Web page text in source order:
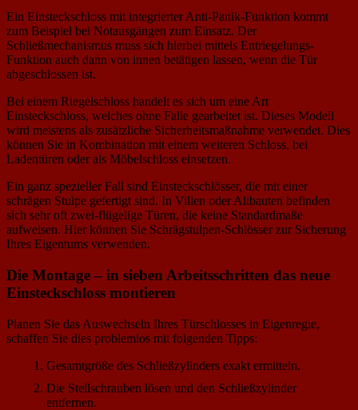
Ein Einsteckschloss mit integrierter Anti-Panik-Funktion kommt
zum Beispiel bei Notausgängen zum Einsatz. Der
Schließmechanismus muss sich hierbei mittels Entriegelungs-
Funktion auch dann von innen betätigen lassen, wenn die Tür
abgeschlossen ist.
Bei einem Riegelschloss handelt es sich um eine Art
Einsteckschloss, welches ohne Falle gearbeitet ist. Dieses Modell
wird meistens als zusätzliche Sicherheitsmaßnahme verwendet. Dies
können Sie in Kombination mit einem weiteren Schloss, bei
Ladentüren oder als Möbelschloss einsetzen.
Ein ganz spezieller Fall sind Einsteckschlösser, die mit einer
schrägen Stulpe gefertigt sind. In Villen oder Altbauten befinden
sich sehr oft zwei-flügelige Türen, die keine Standardmaße
aufweisen. Hier können Sie Schrägstulpen-Schlösser zur Sicherung
Ihres Eigentums verwenden.
Die Montage – in sieben Arbeitsschritten das neue
Einsteckschloss montieren
Planen Sie das Auswechseln Ihres Türschlosses in Eigenregie,
schaffen Sie dies problemlos mit folgenden Tipps:
Gesamtgröße des Schließzylinders exakt ermitteln.
Die Stellschrauben lösen und den Schließzylinder
entfernen.